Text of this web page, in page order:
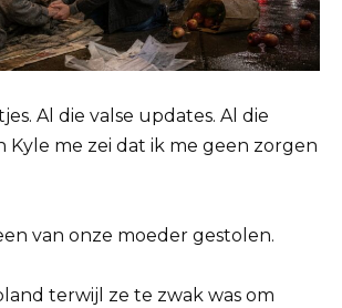
Al die valse updates. Al die
Kyle me zei dat ik me geen zorgen
van onze moeder gestolen.
terwijl ze te zwak was om